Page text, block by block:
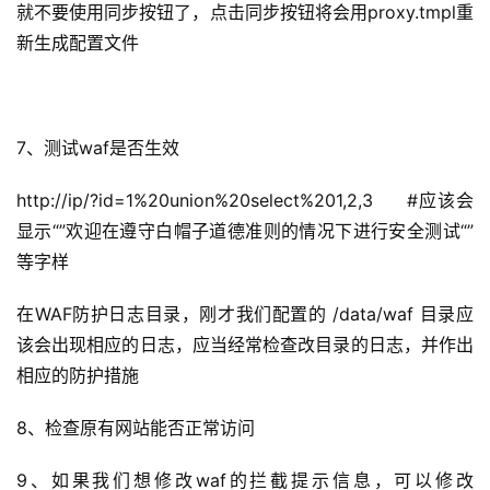
就不要使用同步按钮了，点击同步按钮将会用proxy.tmpl重
新生成配置文件
7、测试waf是否生效
http://ip/?id=1%20union%20select%201,2,3     #应该会
显示“”欢迎在遵守白帽子道德准则的情况下进行安全测试“”
等字样
在WAF防护日志目录，刚才我们配置的 /data/waf 目录应
该会出现相应的日志，应当经常检查改目录的日志，并作出
相应的防护措施
8、检查原有网站能否正常访问
9、如果我们想修改waf的拦截提示信息，可以修改